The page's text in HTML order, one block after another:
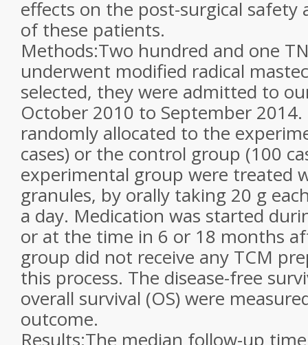
effects on the post-surgical safety
of these patients.
Methods:Two hundred and one
underwent modified radical
selected, they were admitted to
October 2010 to September
randomly allocated to the
cases) or the control group (100
experimental group were treated
granules, by orally taking 20 g
a day. Medication was started
or at the time in 6 or 18 months
group did not receive any TCM
this process. The disease-free
overall survival (OS) were
outcome.
Results:The median follow-up